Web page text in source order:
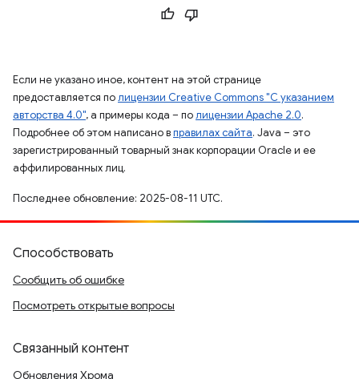
Если не указано иное, контент на этой странице
предоставляется полицензии Creative Commons "С указанием
авторства 4.0", а примеры кода – полицензии Apache 2.0.
Подробнее об этом написано вправилах сайта. Java – это
зарегистрированный товарный знак корпорации Oracle и ее
аффилированных лиц.
Последнее обновление: 2025-08-11 UTC.
Способствовать
Сообщить об ошибке
Посмотреть открытые вопросы
Связанный контент
Обновления Хрома